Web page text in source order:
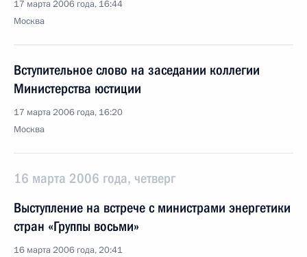
17 марта 2006 года, 16:44
Москва
Вступительное слово на заседании коллегии
Министерства юстиции
17 марта 2006 года, 16:20
Москва
16 марта 2006 года, четверг
Выступление на встрече с министрами энергетики
стран «Группы восьми»
16 марта 2006 года, 20:41